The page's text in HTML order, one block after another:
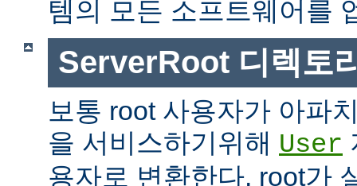
템의 모든 소프트웨어를
ServerRoot 디렉토
보통 root 사용자가 아파
을 서비스하기위해 User
용자로 변환한다. root가